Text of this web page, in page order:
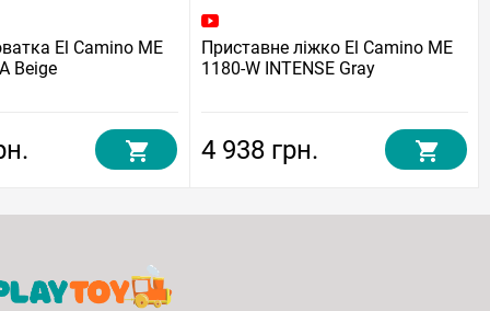
El Camino ME
Beige
Приставне ліжко El Camino ME
1180-W INTENSE Gray
4 938 грн.